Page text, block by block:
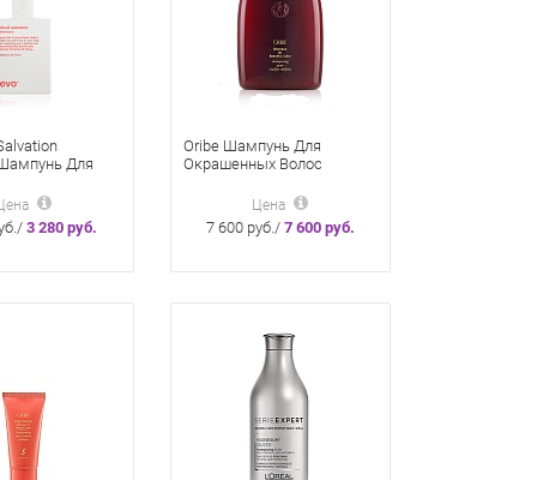
Для
3 280 руб.
Oribe Шампунь Для
Окрашенных Волос
Цена
7 600 руб./ 7 600 руб.